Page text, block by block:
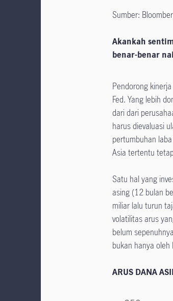
Sumber:
Akankah
benar-benar
Pendorong
Fed. Yang lebih
dari dari
harus dievaluasi
pertumbuhan
Asia tertentu
Satu hal yang
asing (12 bulan
miliar lalu turun
volatilitas arus
belum
bukan hanya oleh
ARUS DANA